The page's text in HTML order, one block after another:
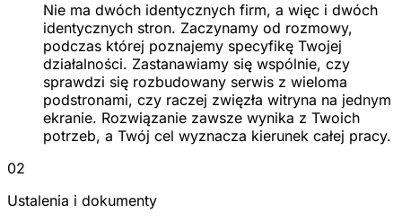
Nie ma dwóch identycznych firm, a więc i dwóch
identycznych stron. Zaczynamy od rozmowy,
podczas której poznajemy specyfikę Twojej
działalności. Zastanawiamy się wspólnie, czy
sprawdzi się rozbudowany serwis z wieloma
podstronami, czy raczej zwięzła witryna na jednym
ekranie. Rozwiązanie zawsze wynika z Twoich
potrzeb, a Twój cel wyznacza kierunek całej pracy.
02
Ustalenia i dokumenty